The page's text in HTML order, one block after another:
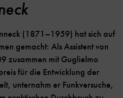
(1871–1959) hat sich auf
gemacht: Als Assistent von
zusammen mit Guglielmo
für die Entwicklung der
unternahm er Funkversuche,